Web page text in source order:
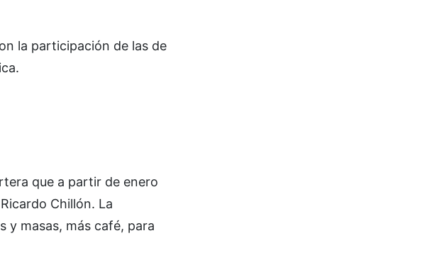
la participación de las de
que a partir de enero
Chillón. La
y masas, más café, para